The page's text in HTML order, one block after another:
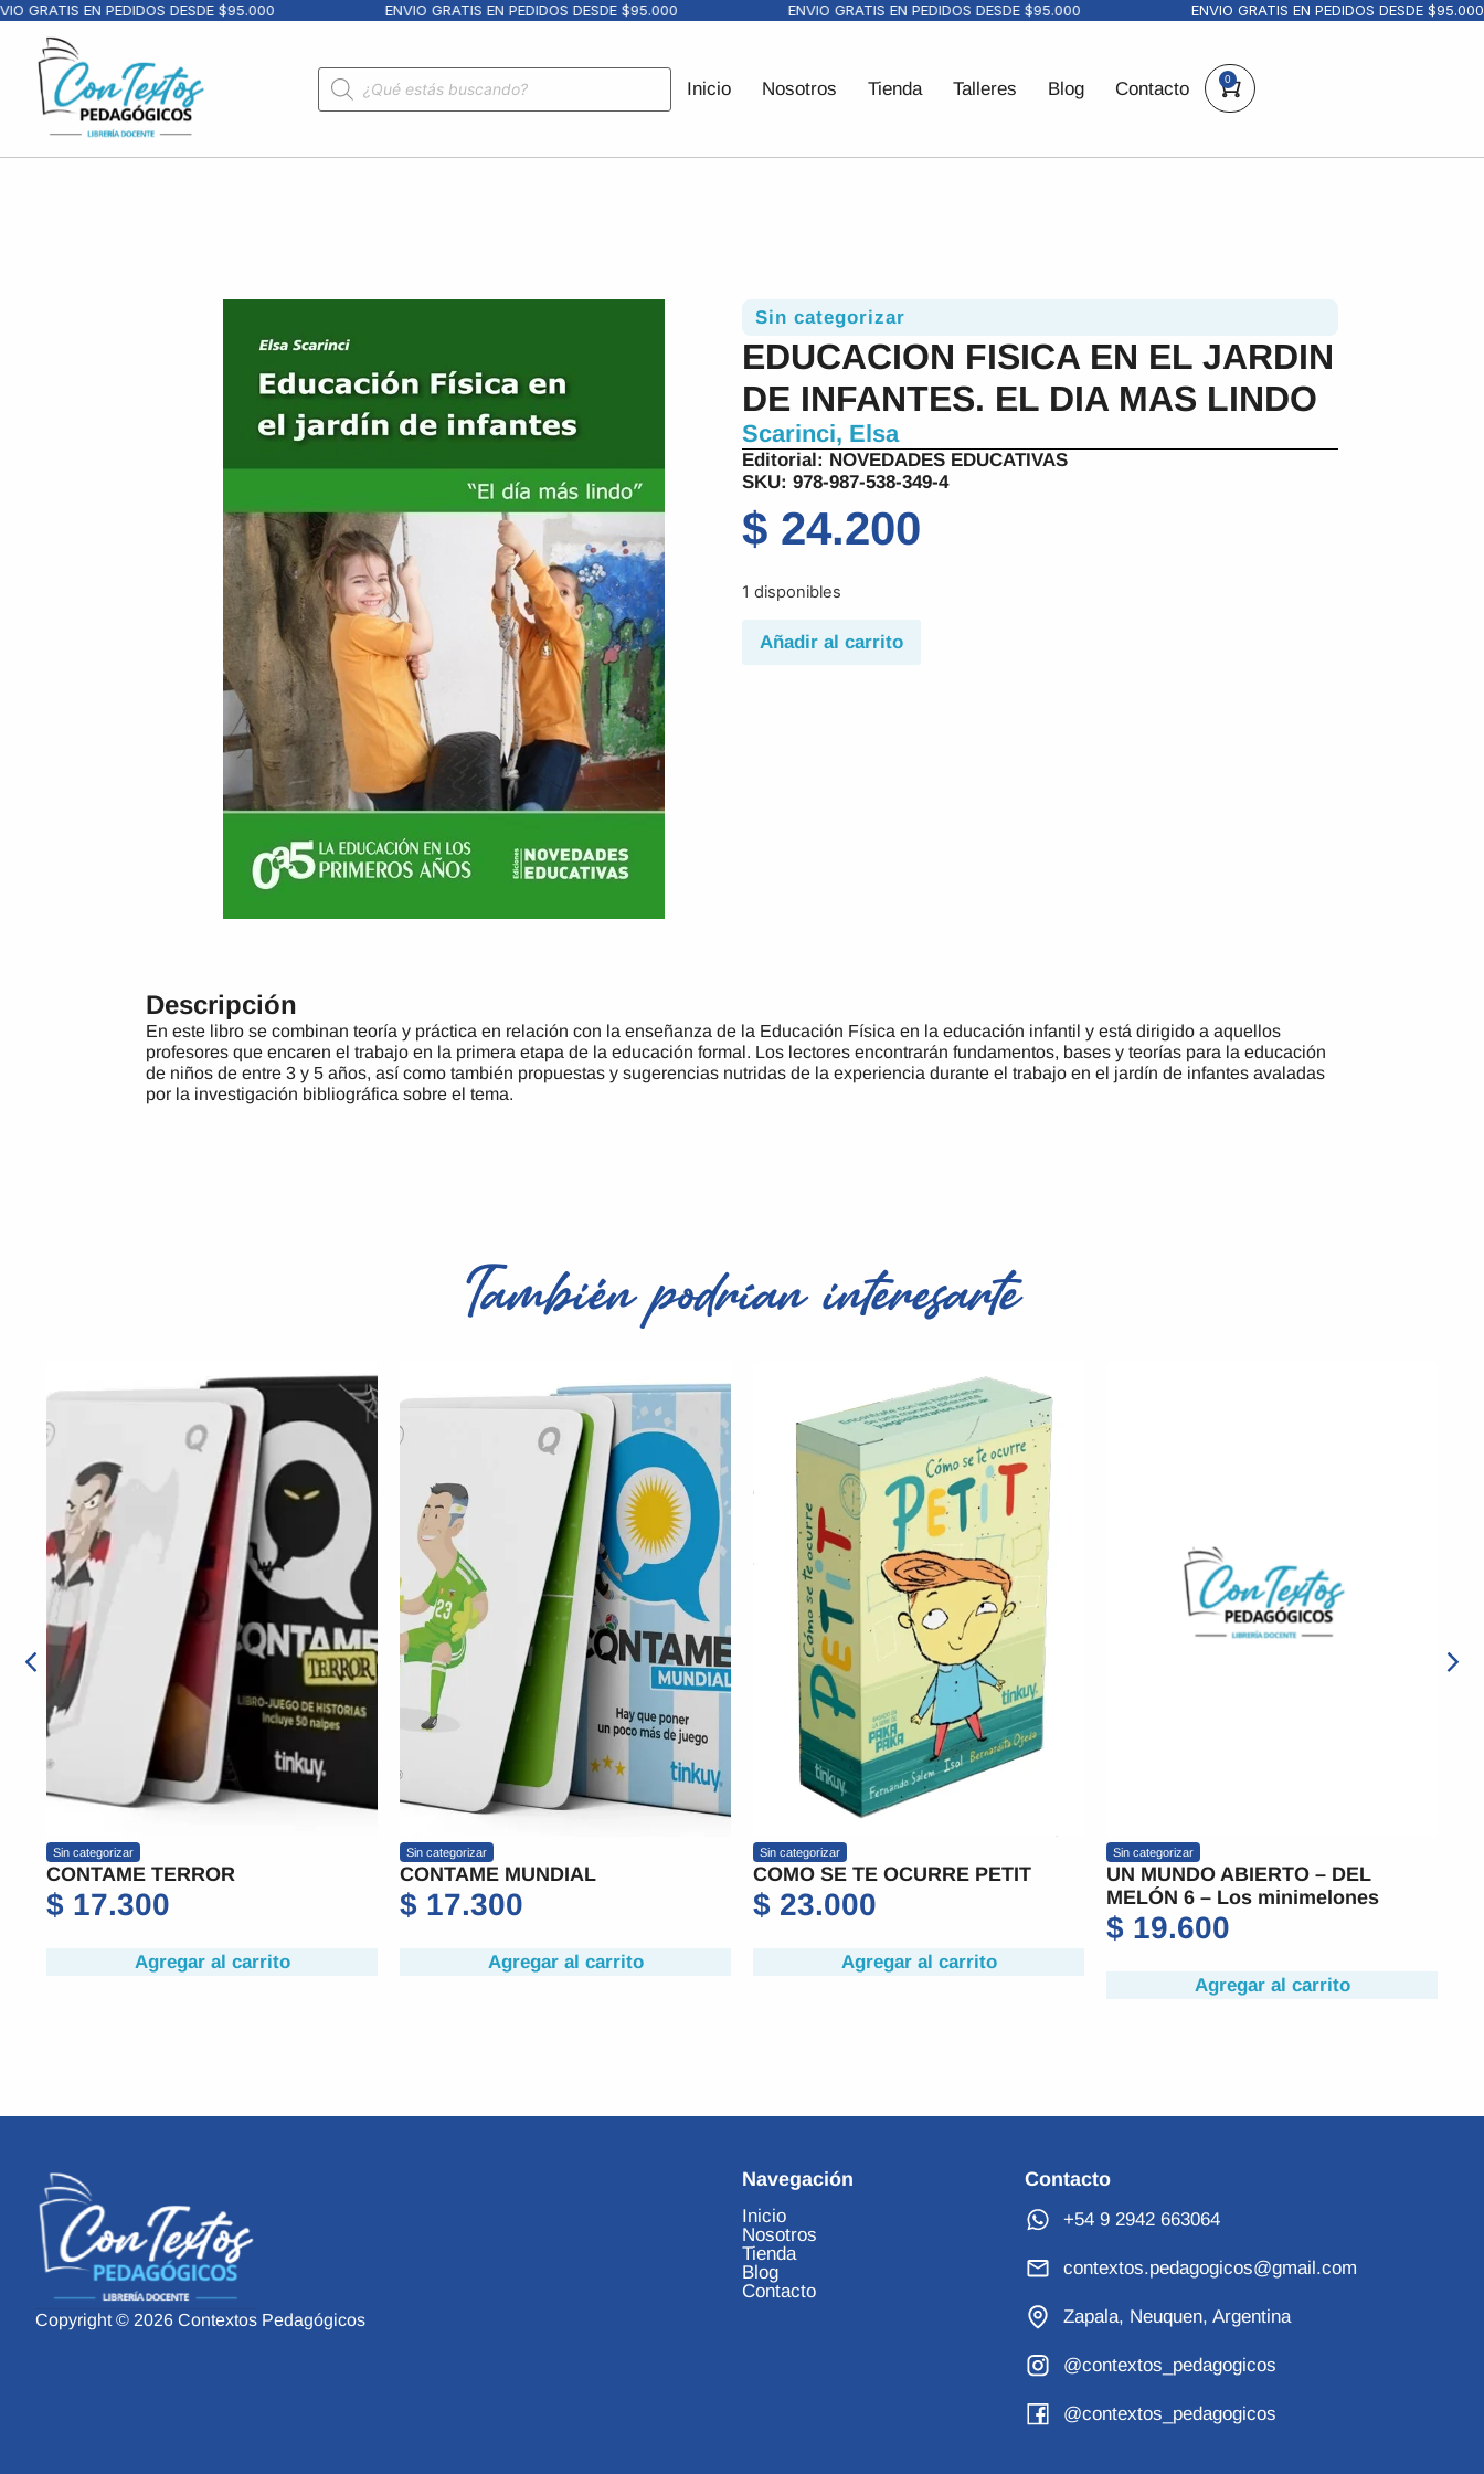
GRATIS EN PEDIDOS DESDE $95.000 ENVIO GRATIS EN PEDIDOS DESDE $95.000 ENVIO GRATIS EN PEDIDOS DESDE $95.000 ENVIO GRATIS EN PEDIDOS DESDE $95.000
Inicio Nosotros Tienda Talleres Blog Contacto 0
Sin categorizar
EDUCACION FISICA EN EL JARDIN
DE INFANTES. EL DIA MAS LINDO
Scarinci, Elsa
Editorial: NOVEDADES EDUCATIVAS
SKU: 978-987-538-349-4
$ 24.200
1 disponibles
Añadir al carrito
Descripción
En este libro se combinan teoría y práctica en relación con la enseñanza de la Educación Física en la educación infantil y está dirigido a aquellos
profesores que encaren el trabajo en la primera etapa de la educación formal. Los lectores encontrarán fundamentos, bases y teorías para la educación
de niños de entre 3 y 5 años, así como también propuestas y sugerencias nutridas de la experiencia durante el trabajo en el jardín de infantes avaladas
por la investigación bibliográfica sobre el tema.
También podrían interesarte
Sin categorizar
CONTAME MUNDIAL
$17.300
Agregar al carrito
Sin categorizar
COMO SE TE OCURRE PETIT
$23.000
Agregar al carrito
Sin categorizar
UN MUNDO ABIERTO – DEL
MELÓN 6 – Los minimelones
$ 19.600
Sin categorizar
CONTAME TERROR
$17.300
Copyright © 2026 Contextos Pedagógicos
Navegación
Inicio
Nosotros
Tienda
Blog
Contacto
Contacto
+54 9 2942 663064
contextos.pedagogicos@gmail.com
Zapala, Neuquen, Argentina
@contextos_pedagogicos
@contextos_pedagogicos